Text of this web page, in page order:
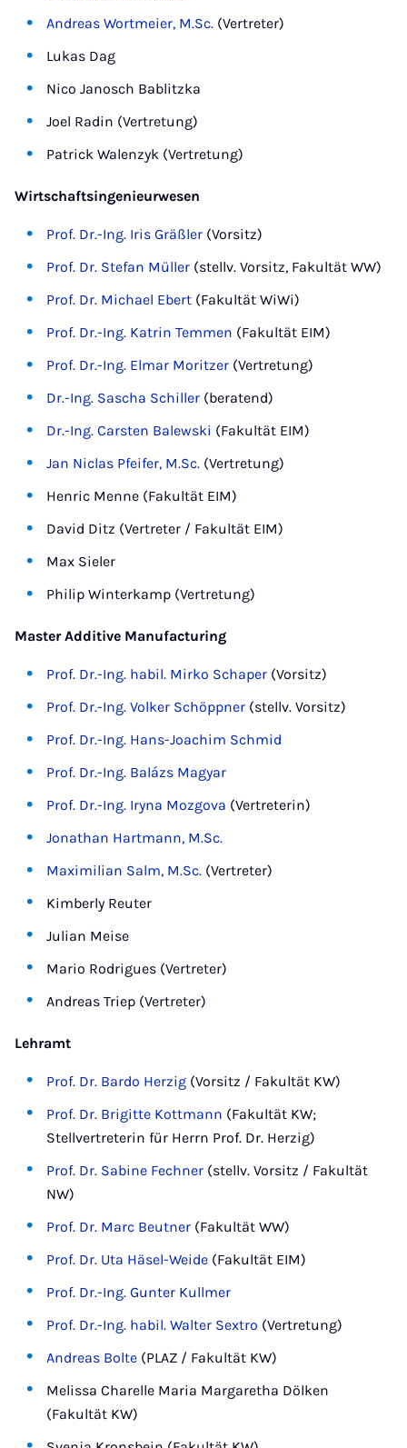
Andreas Wortmeier, M.Sc. (Vertreter)
Lukas Dag
Nico Janosch Bablitzka
Joel Radin (Vertretung)
Patrick Walenzyk (Vertretung)
Wirtschaftsingenieurwesen
Prof. Dr.-Ing. Iris Gräßler (Vorsitz)
Prof. Dr. Stefan Müller (stellv. Vorsitz, Fakultät WW)
Prof. Dr. Michael Ebert (Fakultät WiWi)
Prof. Dr.-Ing. Katrin Temmen (Fakultät EIM)
Prof. Dr.-Ing. Elmar Moritzer (Vertretung)
Dr.-Ing. Sascha Schiller (beratend)
Dr.-Ing. Carsten Balewski (Fakultät EIM)
Jan Niclas Pfeifer, M.Sc. (Vertretung)
Henric Menne (Fakultät EIM)
David Ditz (Vertreter / Fakultät EIM)
Max Sieler
Philip Winterkamp (Vertretung)
Master Additive Manufacturing
Prof. Dr.-Ing. habil. Mirko Schaper (Vorsitz)
Prof. Dr.-Ing. Volker Schöppner (stellv. Vorsitz)
Prof. Dr.-Ing. Hans-Joachim Schmid
Prof. Dr.-Ing. Balázs Magyar
Prof. Dr.-Ing. Iryna Mozgova (Vertreterin)
Jonathan Hartmann, M.Sc.
Maximilian Salm, M.Sc. (Vertreter)
Kimberly Reuter
Julian Meise
Mario Rodrigues (Vertreter)
Andreas Triep (Vertreter)
Lehramt
Prof. Dr. Bardo Herzig (Vorsitz / Fakultät KW)
Prof. Dr. Brigitte Kottmann (Fakultät KW;
Stellvertreterin für Herrn Prof. Dr. Herzig)
Prof. Dr. Sabine Fechner (stellv. Vorsitz / Fakultät
NW)
Prof. Dr. Marc Beutner (Fakultät WW)
Prof. Dr. Uta Häsel-Weide (Fakultät EIM)
Prof. Dr.-Ing. Gunter Kullmer
Prof. Dr.-Ing. habil. Walter Sextro (Vertretung)
Andreas Bolte (PLAZ / Fakultät KW)
Melissa Charelle Maria Margaretha Dölken
(Fakultät KW)